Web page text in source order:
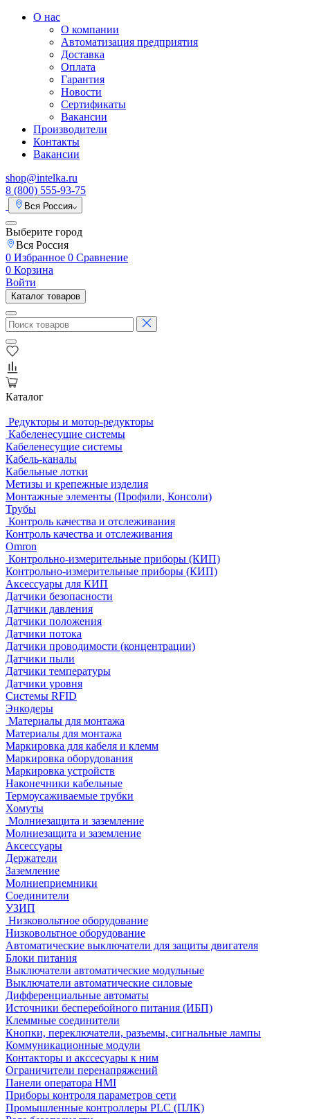
О нас
О компании
Автоматизация предприятия
Доставка
Оплата
Гарантия
Новости
Сертификаты
Вакансии
Производители
Контакты
Вакансии
shop@intelka.ru
8 (800) 555-93-75
Вся Россия
Выберите город
Вся Россия
0 Избранное 0 Сравнение
0 Корзина
Войти
Каталог товаров
Каталог
Редукторы и мотор-редукторы
Кабеленесущие системы
Кабеленесущие системы
Кабель-каналы
Кабельные лотки
Метизы и крепежные изделия
Монтажные элементы (Профили, Консоли)
Трубы
Контроль качества и отслеживания
Контроль качества и отслеживания
Omron
Контрольно-измерительные приборы (КИП)
Контрольно-измерительные приборы (КИП)
Аксессуары для КИП
Датчики безопасности
Датчики давления
Датчики положения
Датчики потока
Датчики проводимости (концентрации)
Датчики пыли
Датчики температуры
Датчики уровня
Системы RFID
Энкодеры
Материалы для монтажа
Материалы для монтажа
Маркировка для кабеля и клемм
Маркировка оборудования
Маркировка устройств
Наконечники кабельные
Термоусаживаемые трубки
Хомуты
Молниезащита и заземление
Молниезащита и заземление
Аксессуары
Держатели
Заземление
Молниеприемники
Соединители
УЗИП
Низковольтное оборудование
Низковольтное оборудование
Автоматические выключатели для защиты двигателя
Блоки питания
Выключатели автоматические модульные
Выключатели автоматические силовые
Дифференциальные автоматы
Источники бесперебойного питания (ИБП)
Клеммные соединители
Кнопки, переключатели, разъемы, сигнальные лампы
Коммуникационные модули
Контакторы и акссесуары к ним
Ограничители перенапряжений
Панели оператора HMI
Приборы контроля параметров сети
Промышленные контроллеры PLC (ПЛК)